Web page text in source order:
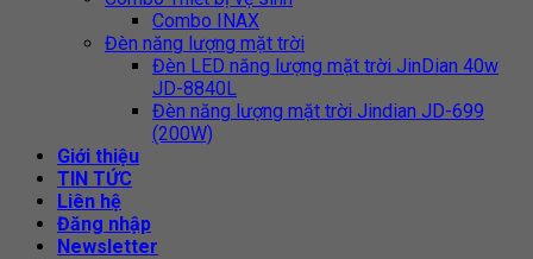
Combo INAX
Đèn năng lượng mặt trời
Đèn LED năng lượng mặt trời JinDian 40w
JD-8840L
Đèn năng lượng mặt trời Jindian JD-699
(200W)
Giới thiệu
TIN TỨC
Liên hệ
Đăng nhập
Newsletter